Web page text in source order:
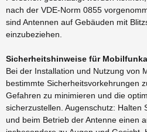
nach der VDE-Norm 0855
sind Antennen auf Gebäuden mit
einzubeziehen.
Sicherheitshinweise für
Bei der Installation und Nutzung von
bestimmte Sicherheitsvorkehrungen
Gefahren zu minimieren und die
sicherzustellen. Augenschutz: Halten
und beim Betrieb der Antenne einen